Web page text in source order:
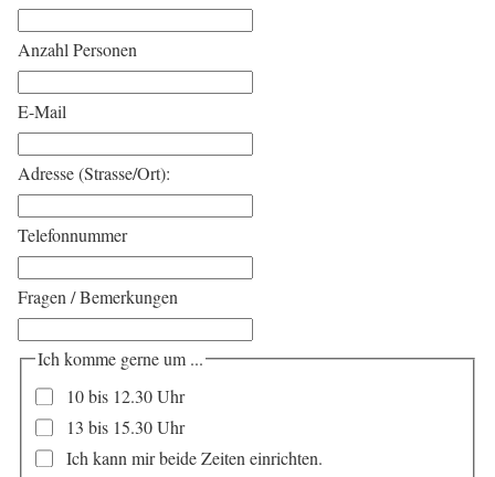
Anzahl Personen
E-Mail
Adresse (Strasse/Ort):
Telefonnummer
Fragen / Bemerkungen
Ich komme gerne um ...
10 bis 12.30 Uhr
13 bis 15.30 Uhr
Ich kann mir beide Zeiten einrichten.